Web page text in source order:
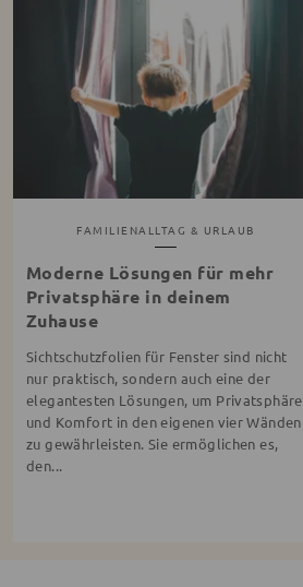
FAMILIENALLTAG & URLAUB
Moderne Lösungen für mehr
Privatsphäre in deinem
Zuhause
Sichtschutzfolien für Fenster sind nicht
nur praktisch, sondern auch eine der
elegantesten Lösungen, um Privatsphäre
und Komfort in den eigenen vier Wänden
zu gewährleisten. Sie ermöglichen es,
den...